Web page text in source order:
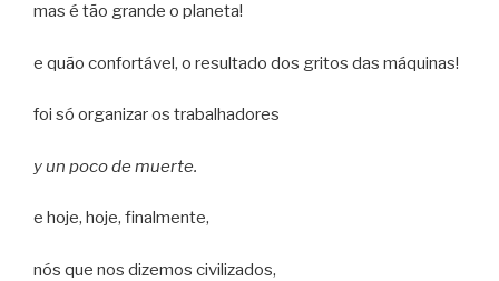
mas é tão grande o planeta!
e quão confortável, o resultado dos gritos das máquinas!
foi só organizar os trabalhadores
y un poco de muerte.
e hoje, hoje, finalmente,
nós que nos dizemos civilizados,